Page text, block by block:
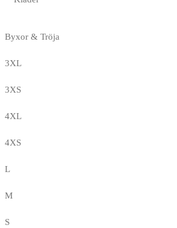
Byxor & Tröja
3XL
3XS
4XL
4XS
L
M
S